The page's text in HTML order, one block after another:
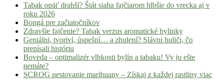
Tabak opäť drahší? Štát siaha fajčiarom hlbšie do vrecka aj v
roku 2026
Bongá pre začiatočníkov
Zdravšie fajčenie? Tabak verzus aromatické bylinky
Geniálni, tvoriví, úspešní… a zhulení? Slávni huliči, čo
prepísali históriu
Boveda – optimalizér vlhkosti bylín a tabaku! Vy ju ešte
nemáte?
SCROG pestovanie marihuany – Získaj z každej rastliny viac